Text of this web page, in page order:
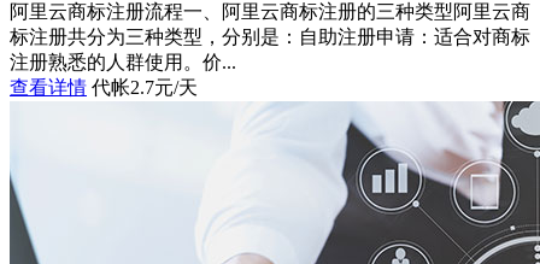
阿里云商标注册流程一、阿里云商标注册的三种类型阿里云商
标注册共分为三种类型，分别是：自助注册申请：适合对商标
注册熟悉的人群使用。价...
查看详情 代帐2.7元/天